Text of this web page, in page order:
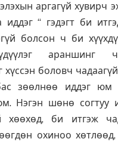
аргагүй хувирч
иддэг “ гэдэгт би
болсон ч би
араншинг
хүссэн боловч
зөөлнөө иддэг юм
Нэгэн шөнө согтуу
хөөхөд, би итгэж
охиноо хөтлөөд,